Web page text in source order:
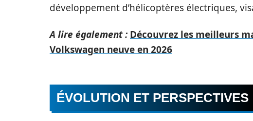
développement d’hélicoptères électriques,
A lire également : Découvrez les meilleurs
Volkswagen neuve en 2026
ÉVOLUTION ET PERSPECTIVES